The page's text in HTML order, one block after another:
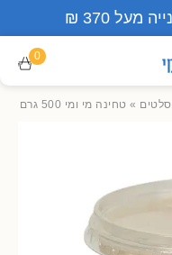
מעל 370 ₪
0
סלטים » טחינה מי ומי 500 גרם